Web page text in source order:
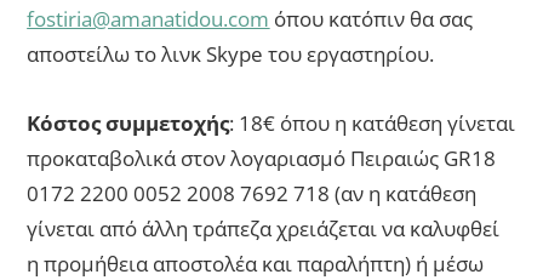
fostiria@amanatidou.com όπου κατόπιν θα σας
αποστείλω το λινκ Skype του εργαστηρίου.
Κόστος συμμετοχής: 18€ όπου η κατάθεση γίνεται
προκαταβολικά στον λογαριασμό Πειραιώς GR18
0172 2200 0052 2008 7692 718 (αν η κατάθεση
γίνεται από άλλη τράπεζα χρειάζεται να καλυφθεί
η προμήθεια αποστολέα και παραλήπτη) ή μέσω